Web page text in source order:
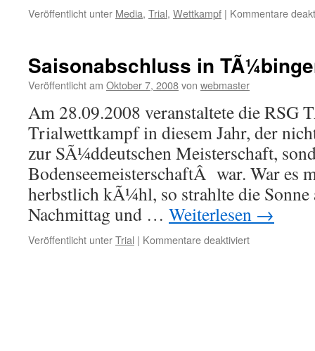
Veröffentlicht unter Media, Trial, Wettkampf | Kommentare
Saisonabschluss in
Veröffentlicht am Oktober 7, 2008von webmaster
Am 28.09.2008 veranstaltete die RSG
Trialwettkampf in diesem Jahr, der
zur SÃ¼ddeutschen Meisterschaft,
BodenseemeisterschaftÂ war. War es
herbstlich kÃ¼hl, so strahlte die Sonne
Nachmittag und … Weiterlesen →
Veröffentlicht unterTrial | Kommentare deaktiviertfür